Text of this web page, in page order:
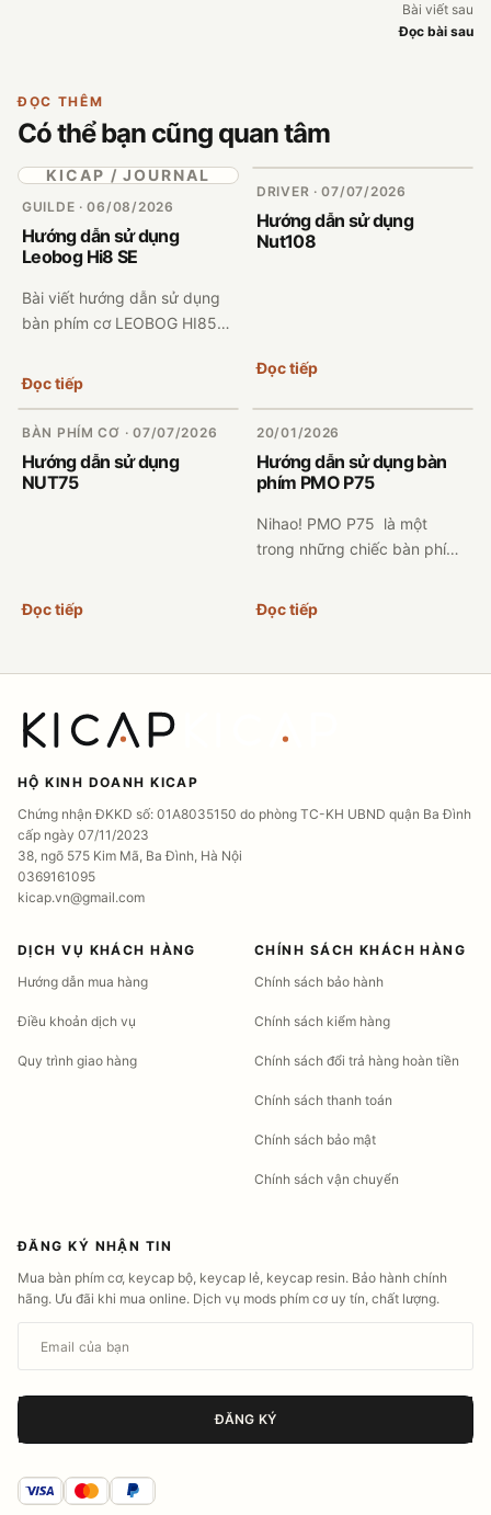
Bài viết sau
Đọc bài sau
ĐỌC THÊM
Có thể bạn cũng quan tâm
KICAP / JOURNAL
GUILDE · 06/08/2026
Hướng dẫn sử dụng
Leobog Hi8 SE
Bài viết hướng dẫn sử dụng
bàn phím cơ LEOBOG HI85E
KICAP Guide Engine. Người
dùng có thể xem nhanh cách
sạc pin, kết nối ...
Đọc tiếp
DRIVER · 07/07/2026
Hướng dẫn sử dụng
Nut108
Đọc tiếp
BÀN PHÍM CƠ · 07/07/2026
Hướng dẫn sử dụng
NUT75
Đọc tiếp
20/01/2026
Hướng dẫn sử dụng bàn
phím PMO P75
Nihao! PMO P75 là một
trong những chiếc bàn phím
kế layout 75%, đèn nền RGB,
3 chế độ, núm xoay, màn hì...
Đọc tiếp
HỘ KINH DOANH KICAP
Chứng nhận ĐKKD số: 01A8035150 do phòng TC-KH UBND quận Ba Đình
cấp ngày 07/11/2023
38, ngõ 575 Kim Mã, Ba Đình, Hà Nội
0369161095
kicap.vn@gmail.com
DỊCH VỤ KHÁCH HÀNG
Hướng dẫn mua hàng
Điều khoản dịch vụ
Quy trình giao hàng
CHÍNH SÁCH KHÁCH HÀNG
Chính sách bảo hành
Chính sách kiểm hàng
Chính sách đổi trả hàng hoàn tiền
Chính sách thanh toán
Chính sách bảo mật
Chính sách vận chuyển
ĐĂNG KÝ NHẬN TIN
Mua bàn phím cơ, keycap bộ, keycap lẻ, keycap resin. Bảo hành chính
hãng. Ưu đãi khi mua online. Dịch vụ mods phím cơ uy tín, chất lượng.
ĐĂNG KÝ